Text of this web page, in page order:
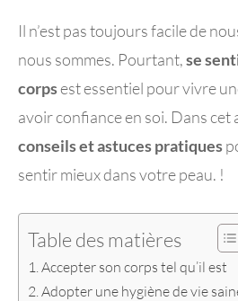
Il n’est pas toujours facile de
nous sommes. Pourtant,se
corpsest essentiel pour vivre
avoir confiance en soi. Dans cet
conseils et astuces pratiques
sentir mieux dans votre peau. !
Table des matières
Accepter son corps tel qu’il est
Adopter une hygiène de vie